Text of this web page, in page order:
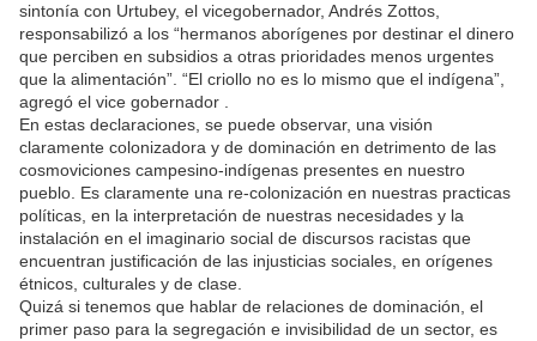
sintonía con Urtubey, el vicegobernador, Andrés Zottos,
responsabilizó a los “hermanos aborígenes por destinar el dinero
que perciben en subsidios a otras prioridades menos urgentes
que la alimentación”. “El criollo no es lo mismo que el indígena”,
agregó el vice gobernador .
En estas declaraciones, se puede observar, una visión
claramente colonizadora y de dominación en detrimento de las
cosmoviciones campesino-indígenas presentes en nuestro
pueblo. Es claramente una re-colonización en nuestras practicas
políticas, en la interpretación de nuestras necesidades y la
instalación en el imaginario social de discursos racistas que
encuentran justificación de las injusticias sociales, en orígenes
étnicos, culturales y de clase.
Quizá si tenemos que hablar de relaciones de dominación, el
primer paso para la segregación e invisibilidad de un sector, es